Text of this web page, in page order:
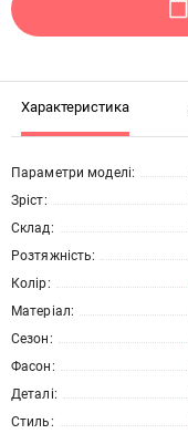
Характеристика
Параметри моделі:
Зріст:
Склад:
Розтяжність:
Колір:
Матеріал:
Сезон:
Фасон:
Деталі:
Стиль: